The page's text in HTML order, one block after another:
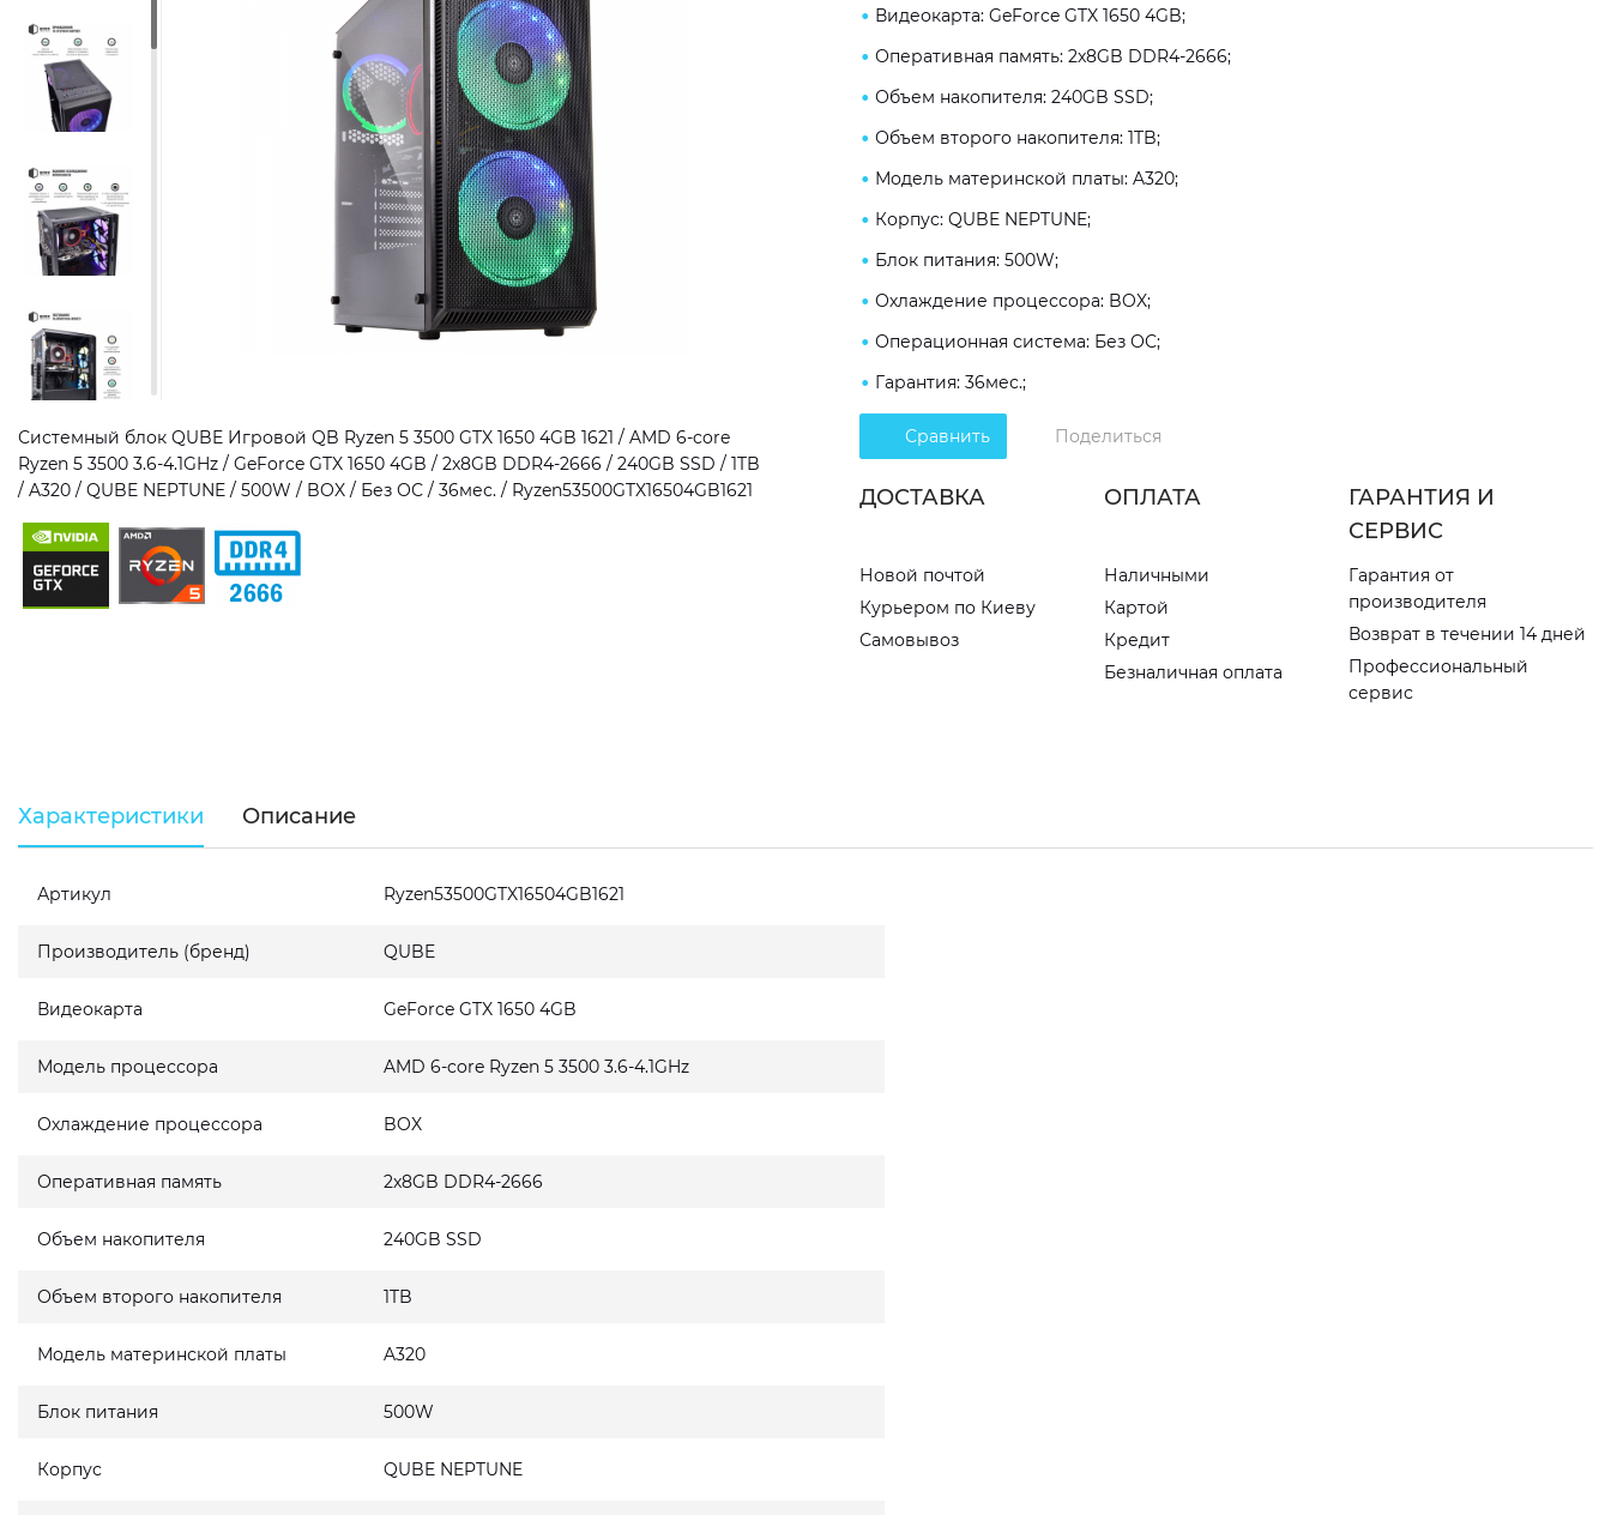
Системный блок QUBE Игровой QB Ryzen 5 3500 GTX 1650 4GB 1621 / AMD 6-core
Ryzen 5 3500 3.6-4.1GHz / GeForce GTX 1650 4GB / 2x8GB DDR4-2666 / 240GB SSD / 1TB
/ A320 / QUBE NEPTUNE / 500W / BOX / Без ОС / 36мес. / Ryzen53500GTX16504GB1621
Видеокарта: GeForce GTX 1650 4GB;
Оперативная память: 2x8GB DDR4-2666;
Объем накопителя: 240GB SSD;
Объем второго накопителя: 1TB;
Модель материнской платы: A320;
Корпус: QUBE NEPTUNE;
Блок питания: 500W;
Охлаждение процессора: BOX;
Операционная система: Без ОС;
Гарантия: 36мес.;
Сравнить Поделиться
ДОСТАВКА
Новой почтой
Курьером по Киеву
Самовывоз
ОПЛАТА
Наличными
Картой
Кредит
Безналичная оплата
ГАРАНТИЯ И
СЕРВИС
Гарантия от
производителя
Возврат в течении 14 дней
Профессиональный
сервис
Характеристики Описание
Артикул Ryzen53500GTX16504GB1621
Производитель (бренд) QUBE
Видеокарта GeForce GTX 1650 4GB
Модель процессора AMD 6-core Ryzen 5 3500 3.6-4.1GHz
Охлаждение процессора BOX
Оперативная память 2x8GB DDR4-2666
Объем накопителя 240GB SSD
Объем второго накопителя 1TB
Модель материнской платы A320
Блок питания 500W
Корпус QUBE NEPTUNE